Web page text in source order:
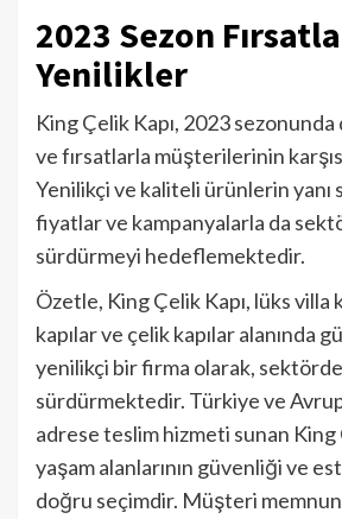
2023 Sezon
Yenilikler
King Çelik Kapı, 2023
ve fırsatlarla müşterilerinin
Yenilikçi ve kaliteli ürünlerin yanı
fiyatlar ve kampanyalarla da
sürdürmeyi hedeflemektedir.
Özetle, King Çelik Kapı, lüks villa
kapılar ve çelik kapılar alanında
yenilikçi bir firma olarak,
sürdürmektedir. Türkiye ve
adrese teslim hizmeti sunan King
yaşam alanlarının güvenliği ve
doğru seçimdir. Müşteri